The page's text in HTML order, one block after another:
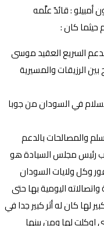
السريع العقيد موسى
الرزيقات والمسيرية
في السودان من جوبا
والمصالحات بالدعم
رئيس مجلس السيادة هو
وكل ولايات السودان
اليومية بها حتى
كان له أثر كبير جدا في
اوكلت لها ومن بينها